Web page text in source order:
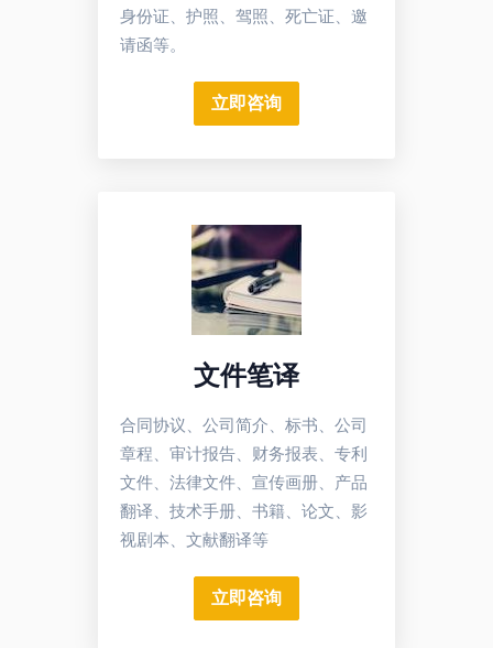
身份证、护照、驾照、死亡证、邀
请函等。
立即咨询
文件笔译
合同协议、公司简介、标书、公司
章程、审计报告、财务报表、专利
文件、法律文件、宣传画册、产品
翻译、技术手册、书籍、论文、影
视剧本、文献翻译等
立即咨询